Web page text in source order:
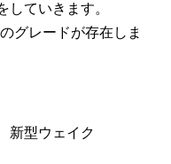
ていきます。
グレードが存在しま
新型ウェイク